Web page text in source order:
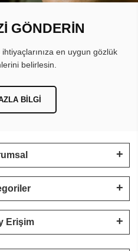
GÖNDERİN
en uygun gözlük
belirlesin.
BILGI
Erişim